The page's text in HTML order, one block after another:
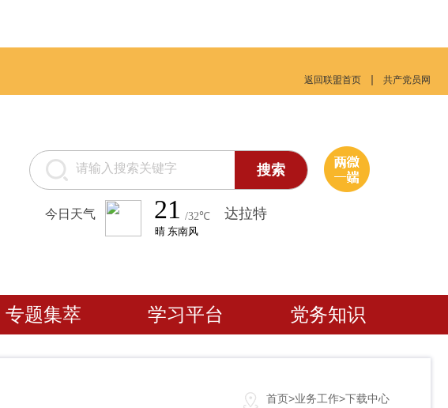
返回联盟首页 共产党员网
搜索
今日天气
专题集萃 学习平台 党务知识
首页>业务工作>下载中心